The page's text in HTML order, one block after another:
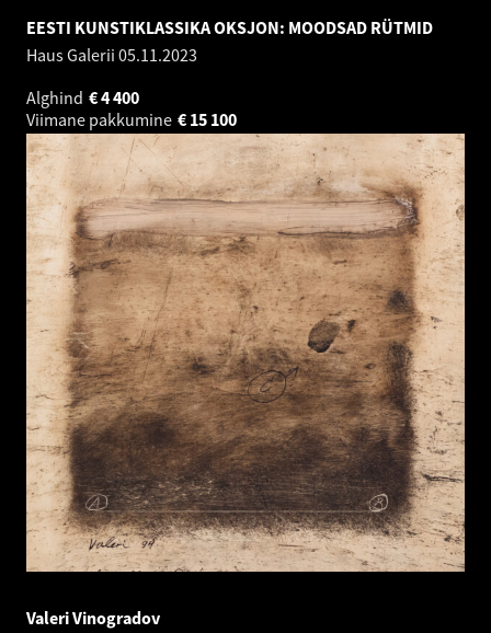
EESTI KUNSTIKLASSIKA OKSJON: MOODSAD RÜTMID
Haus Galerii 05.11.2023
Alghind
4 400
€
Viimane pakkumine
15 100
€
Valeri Vinogradov